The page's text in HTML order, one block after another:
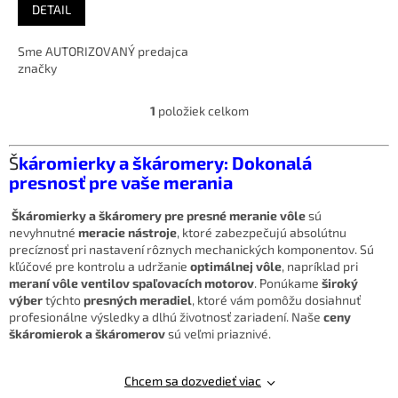
DETAIL
Sme AUTORIZOVANÝ predajca
značky
O
l
á
d
c
i
e
p
r
v
k
y
p
1 položiek celkom
Škáromierky a škáromery: Dokonalá
presnosť pre vaše merania
Škáromierky a škáromery pre presné meranie vôlesú
nevyhnutné meracie nástroje, ktoré zabezpečujú absolútnu
precíznosť pri nastavení rôznych mechanických komponentov. Sú
kľúčové pre kontrolu a udržanie optimálnej vôle, napríklad pri
meraní vôle ventilov spaľovacích motorov. Ponúkame široký
výbertýchtopresných meradiel, ktoré vám pomôžu dosiahnuť
profesionálne výsledky a dlhú životnosť zariadení. Naše ceny
škáromierok a škáromerovsú veľmi priaznivé.
Chcem sa dozvedieť viac